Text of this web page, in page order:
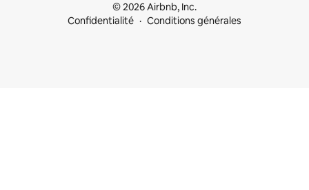
© 2026 Airbnb, Inc.
Confidentialité
Conditions générales